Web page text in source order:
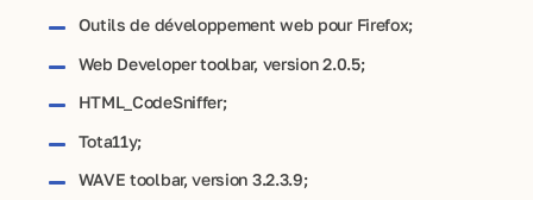
Outils de développement web pour Firefox;
Web Developer toolbar, version 2.0.5;
HTML_CodeSniffer;
Tota11y;
WAVE toolbar, version 3.2.3.9;